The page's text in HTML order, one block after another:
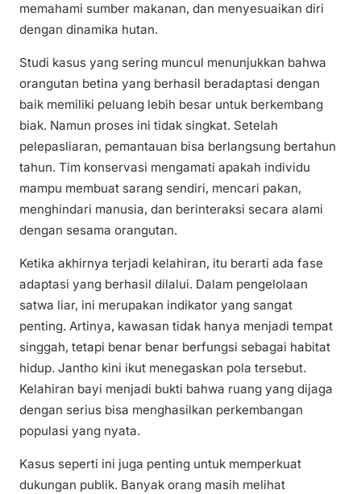
memahami sumber makanan, dan menyesuaikan diri
dengan dinamika hutan.
Studi kasus yang sering muncul menunjukkan bahwa
orangutan betina yang berhasil beradaptasi dengan
baik memiliki peluang lebih besar untuk berkembang
biak. Namun proses ini tidak singkat. Setelah
pelepasliaran, pemantauan bisa berlangsung bertahun
tahun. Tim konservasi mengamati apakah individu
mampu membuat sarang sendiri, mencari pakan,
menghindari manusia, dan berinteraksi secara alami
dengan sesama orangutan.
Ketika akhirnya terjadi kelahiran, itu berarti ada fase
adaptasi yang berhasil dilalui. Dalam pengelolaan
satwa liar, ini merupakan indikator yang sangat
penting. Artinya, kawasan tidak hanya menjadi tempat
singgah, tetapi benar benar berfungsi sebagai habitat
hidup. Jantho kini ikut menegaskan pola tersebut.
Kelahiran bayi menjadi bukti bahwa ruang yang dijaga
dengan serius bisa menghasilkan perkembangan
populasi yang nyata.
Kasus seperti ini juga penting untuk memperkuat
dukungan publik. Banyak orang masih melihat